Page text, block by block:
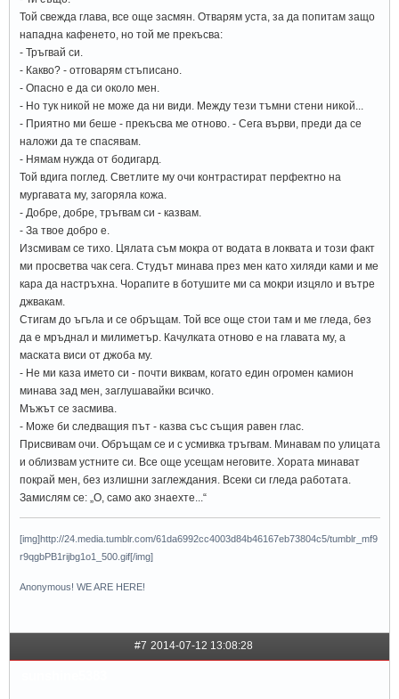
Той свежда глава, все още засмян. Отварям уста, за да попитам защо
нападна кафенето, но той ме прекъсва:
- Тръгвай си.
- Какво? - отговарям стъписано.
- Опасно е да си около мен.
- Но тук никой не може да ни види. Между тези тъмни стени никой...
- Приятно ми беше - прекъсва ме отново. - Сега върви, преди да се
наложи да те спасявам.
- Нямам нужда от бодигард.
Той вдига поглед. Светлите му очи контрастират перфектно на
мургавата му, загоряла кожа.
- Добре, добре, тръгвам си - казвам.
- За твое добро е.
Изсмивам се тихо. Цялата съм мокра от водата в локвата и този факт
ми просветва чак сега. Студът минава през мен като хиляди ками и ме
кара да настръхна. Чорапите в ботушите ми са мокри изцяло и вътре
джвакам.
Стигам до ъгъла и се обръщам. Той все още стои там и ме гледа, без
да е мръднал и милиметър. Качулката отново е на главата му, а
маската виси от джоба му.
- Не ми каза името си - почти виквам, когато един огромен камион
минава зад мен, заглушавайки всичко.
Мъжът се засмива.
- Може би следващия път - казва със същия равен глас.
Присвивам очи. Обръщам се и с усмивка тръгвам. Минавам по улицата
и облизвам устните си. Все още усещам неговите. Хората минават
покрай мен, без излишни заглеждания. Всеки си гледа работата.
Замислям се: „О, само ако знаехте...“
[img]http://24.media.tumblr.com/61da6992cc4003d84b46167eb73804c5/tumblr_mf9
r9qgbPB1rijbg1o1_500.gif[/img]
Anonymous! WE ARE HERE!
#7 2014-07-12 13:08:28